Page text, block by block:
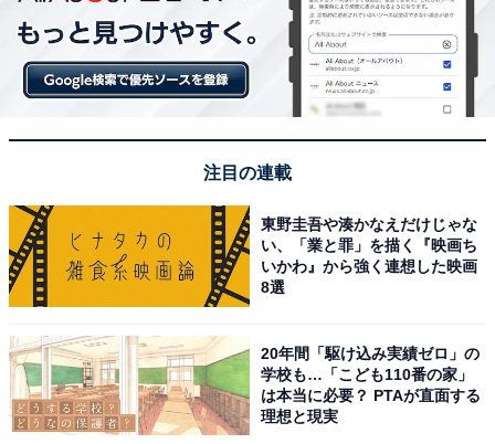
1位に選ばれたのは、「横浜流星」さんです。
モデルとして活躍した後、2011年に『仮面ライダーフォ
ーゼ』（テレビ朝日系）で俳優として本格デビュー。
演し注目を集めると、映画『キセキ -あの日のソビト-』
でブレークを果たします。
『初めて恋をした日に読む話』『着飾る恋には理由があ
って』（共にTBS系）などのラブストーリーから、『ヴ
ィレッジ』『春に散る』など本格的な映画など幅広い作
品に出演。2025年放送のNHK大河ドラマ『べらぼう〜蔦
重栄華乃夢噺〜』では、主演を担当することが決定して
います。どんな役でも演じられる表現力を持ち端正なル
注目の連載
東野圭吾や湊かなえだけじゃな
い、「業と罪」を描く『映画ち
いかわ』から強く連想した映画
8選
20年間「駆け込み実績ゼロ」の
学校も…「こども110番の家」
は本当に必要？ PTAが直面する
理想と現実